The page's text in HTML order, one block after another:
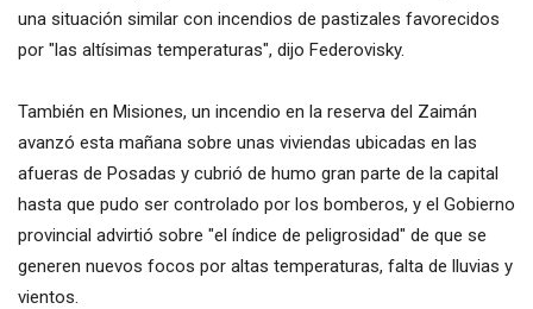
una situación similar con incendios de pastizales favorecidos
por "las altísimas temperaturas", dijo Federovisky.
También en Misiones, un incendio en la reserva del Zaimán
avanzó esta mañana sobre unas viviendas ubicadas en las
afueras de Posadas y cubrió de humo gran parte de la capital
hasta que pudo ser controlado por los bomberos, y el Gobierno
provincial advirtió sobre "el índice de peligrosidad" de que se
generen nuevos focos por altas temperaturas, falta de lluvias y
vientos.